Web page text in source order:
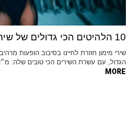
10 הלהיטים הכי גדולים של שירי מימון!
שירי מימון חוזרת לחיינו בסיבוב הופעות
הגדול, עם עשרת השירים הכי טובים שלה:
MORE